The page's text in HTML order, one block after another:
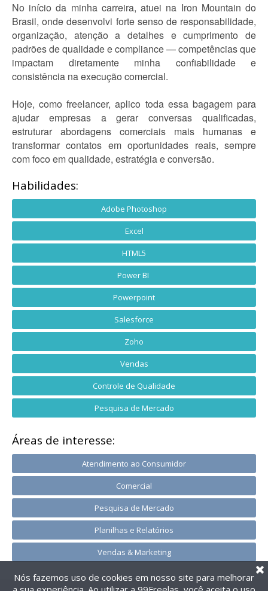
No início da minha carreira, atuei na Iron Mountain do
Brasil, onde desenvolvi forte senso de responsabilidade,
organização, atenção a detalhes e cumprimento de
padrões de qualidade e compliance — competências que
impactam diretamente minha confiabilidade e
consistência na execução comercial.
Hoje, como freelancer, aplico toda essa bagagem para
ajudar empresas a gerar conversas qualificadas,
estruturar abordagens comerciais mais humanas e
transformar contatos em oportunidades reais, sempre
com foco em qualidade, estratégia e conversão.
Habilidades:
Adobe Photoshop
Excel
HTML5
Power BI
Powerpoint
Salesforce
Zoho
Vendas
Controle de Qualidade
Pesquisa de Mercado
Áreas de interesse:
Atendimento ao Consumidor
Comercial
Pesquisa de Mercado
Planilhas e Relatórios
Vendas & Marketing
Nós fazemos uso de cookies em nosso site para melhorar